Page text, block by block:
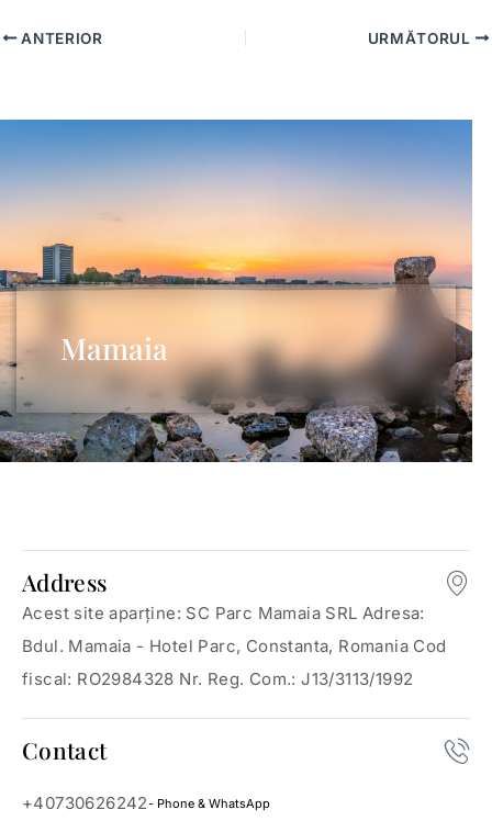
ANTERIOR URMĂTORUL
Mamaia Vezi camerele noastre
Address
Acest site aparține: SC Parc Mamaia SRL Adresa:
Bdul. Mamaia - Hotel Parc, Constanta, Romania Cod
fiscal: RO2984328 Nr. Reg. Com.: J13/3113/1992
Contact
+40730626242- Phone & WhatsApp